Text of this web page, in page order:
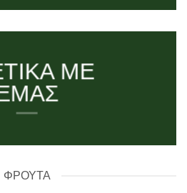
ΜΕ
ΦΡΟΥΤΑ